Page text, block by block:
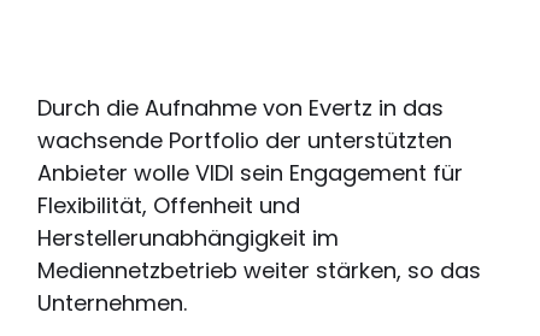
Durch die Aufnahme von Evertz in das
wachsende Portfolio der unterstützten
Anbieter wolle VIDI sein Engagement für
Flexibilität, Offenheit und
Herstellerunabhängigkeit im
Mediennetzbetrieb weiter stärken, so das
Unternehmen.